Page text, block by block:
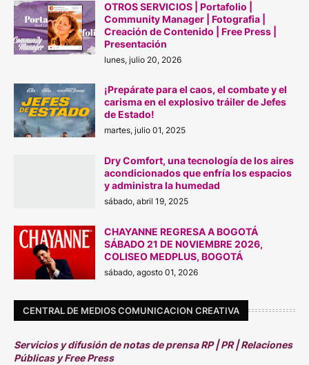
OTROS SERVICIOS | Portafolio |
Community Manager | Fotografia |
Creación de Contenido | Free Press |
Presentación
lunes, julio 20, 2026
¡Prepárate para el caos, el combate y el
carisma en el explosivo tráiler de Jefes
de Estado!
martes, julio 01, 2025
Dry Comfort, una tecnología de los aires
acondicionados que enfría los espacios
y administra la humedad
sábado, abril 19, 2025
CHAYANNE REGRESA A BOGOTÁ
SÁBADO 21 DE N0VIEMBRE 2026,
COLISEO MEDPLUS, BOGOTÁ
sábado, agosto 01, 2026
CENTRAL DE MEDIOS COMUNICACION CREATIVA
Servicios y difusión de notas de prensa RP | PR | Relaciones
Públicas y Free Press